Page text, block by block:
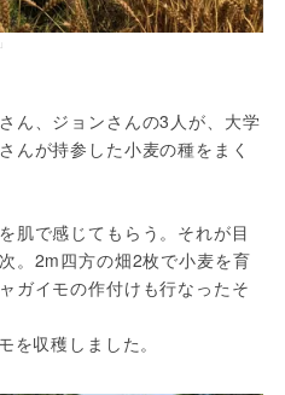
ん、ジョンさんの3人が、大学
んが持参した小麦の種をまく
肌で感じてもらう。それが目
。2m四方の畑2枚で小麦を育
ガイモの作付けも行なったそ
を収穫しました。